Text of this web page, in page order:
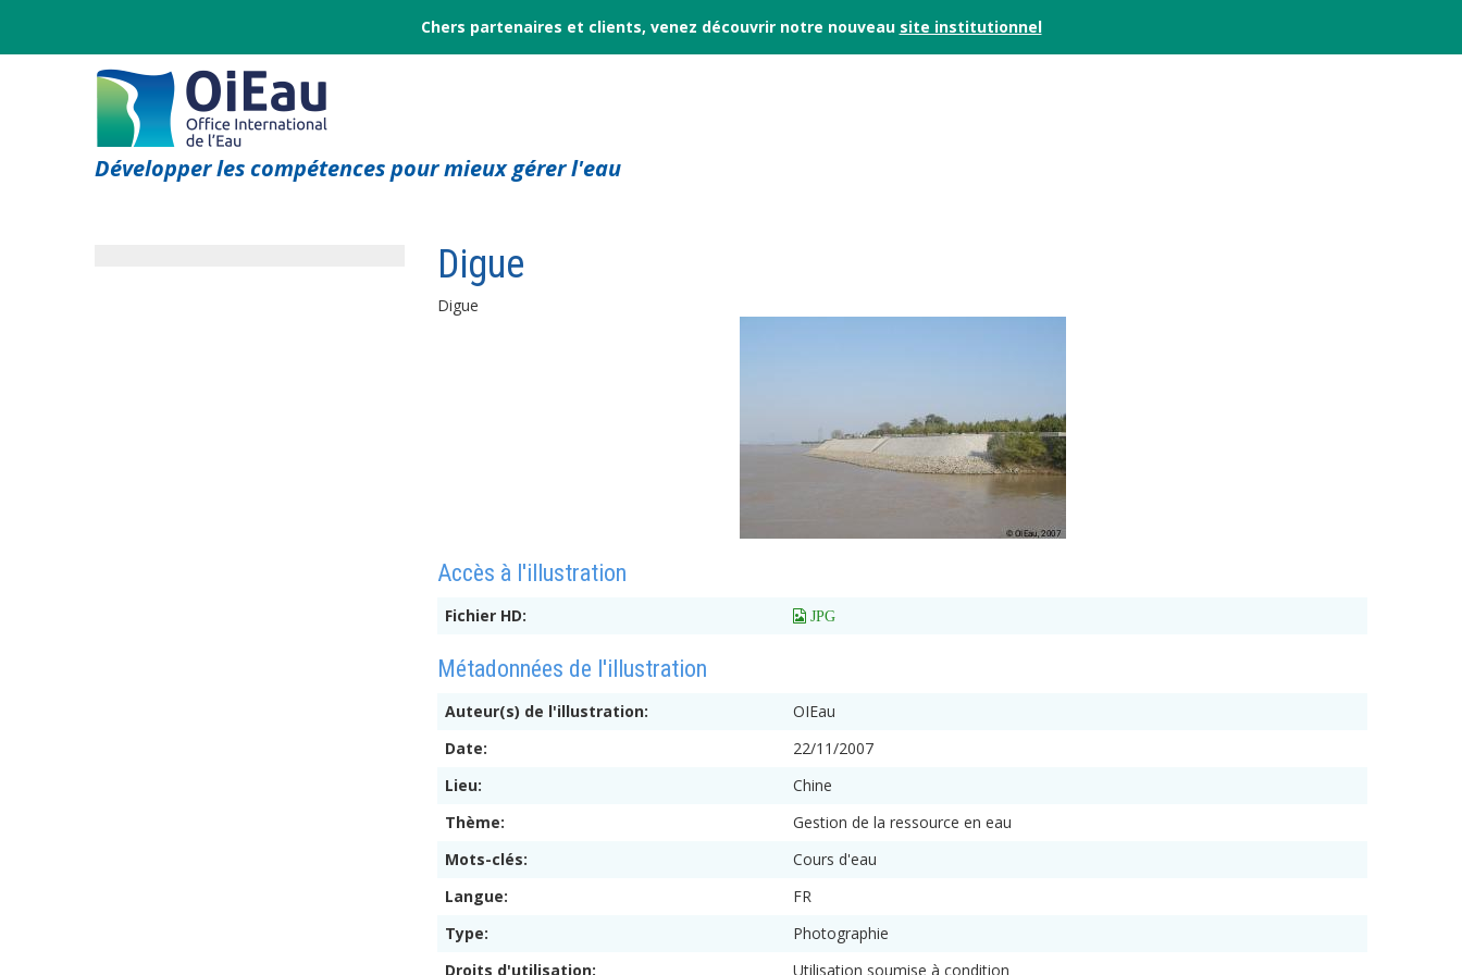
Chers partenaires et clients, venez découvrir notre nouveau site institutionnel
Développer les compétences pour mieux gérer l'eau
Digue
Digue
Accès à l'illustration
Fichier HD:  JPG
Métadonnées de l'illustration
Auteur(s) de l'illustration:
OIEau
Date:
22/11/2007
Lieu:
Chine
Thème:
Gestion de la ressource en eau
Mots-clés:
Cours d'eau
Langue:
FR
Type:
Photographie
Droits d'utilisation:
Utilisation soumise à condition